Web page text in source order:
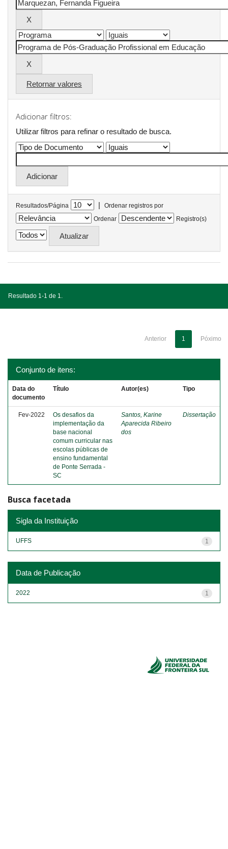
Retornar valores
Adicionar filtros:
Utilizar filtros para refinar o resultado de busca.
Resultados/Página |
Ordenar registros por
Ordenar
Registro(s)
Resultado 1-1 de 1.
Anterior 1 Póximo
Conjunto de itens:
Data do
documento
Título Autor(es) Tipo
Fev-2022
Os desafios da
implementação da
base nacional
comum curricular nas
escolas públicas de
ensino fundamental
de Ponte Serrada -
SC
Santos, Karine
Aparecida Ribeiro
dos
Dissertação
Busca facetada
Sigla da Instituição
1
UFFS
Data de Publicação
1
2022